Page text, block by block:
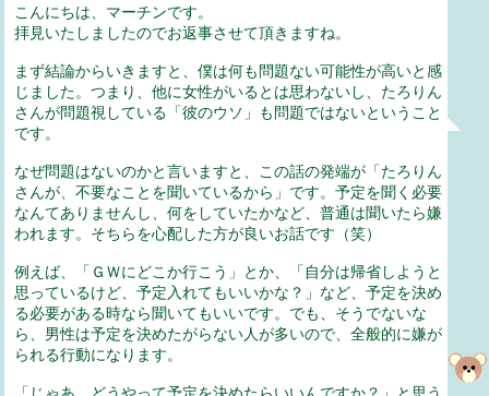
こんにちは、マーチンです。
拝見いたしましたのでお返事させて頂きますね。
まず結論からいきますと、僕は何も問題ない可能性が高いと感
じました。つまり、他に女性がいるとは思わないし、たろりん
さんが問題視している「彼のウソ」も問題ではないということ
です。
なぜ問題はないのかと言いますと、この話の発端が「たろりん
さんが、不要なことを聞いているから」です。予定を聞く必要
なんてありませんし、何をしていたかなど、普通は聞いたら嫌
われます。そちらを心配した方が良いお話です（笑）
例えば、「ＧＷにどこか行こう」とか、「自分は帰省しようと
思っているけど、予定入れてもいいかな？」など、予定を決め
る必要がある時なら聞いてもいいです。でも、そうでないな
ら、男性は予定を決めたがらない人が多いので、全般的に嫌が
られる行動になります。